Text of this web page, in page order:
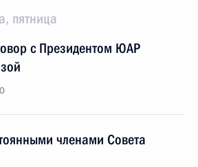
пятница
с Президентом ЮАР
членами Совета